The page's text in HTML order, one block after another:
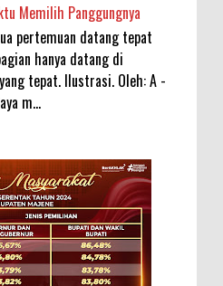
Memilih Panggungnya
pertemuan datang tepat
hanya datang di
tepat. Ilustrasi. Oleh: A -
m...